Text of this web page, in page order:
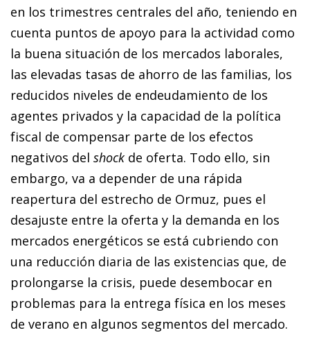
en los trimestres centrales del año, teniendo en
cuenta puntos de apoyo para la actividad como
la buena situación de los mercados laborales,
las elevadas tasas de ahorro de las familias, los
reducidos niveles de endeudamiento de los
agentes privados y la capacidad de la política
fiscal de compensar parte de los efectos
negativos del shock de oferta. Todo ello, sin
embargo, va a depender de una rápida
reapertura del estrecho de Ormuz, pues el
desajuste entre la oferta y la demanda en los
mercados energéticos se está cubriendo con
una reducción diaria de las existencias que, de
prolongarse la crisis, puede desembocar en
problemas para la entrega física en los meses
de verano en algunos segmentos del mercado.